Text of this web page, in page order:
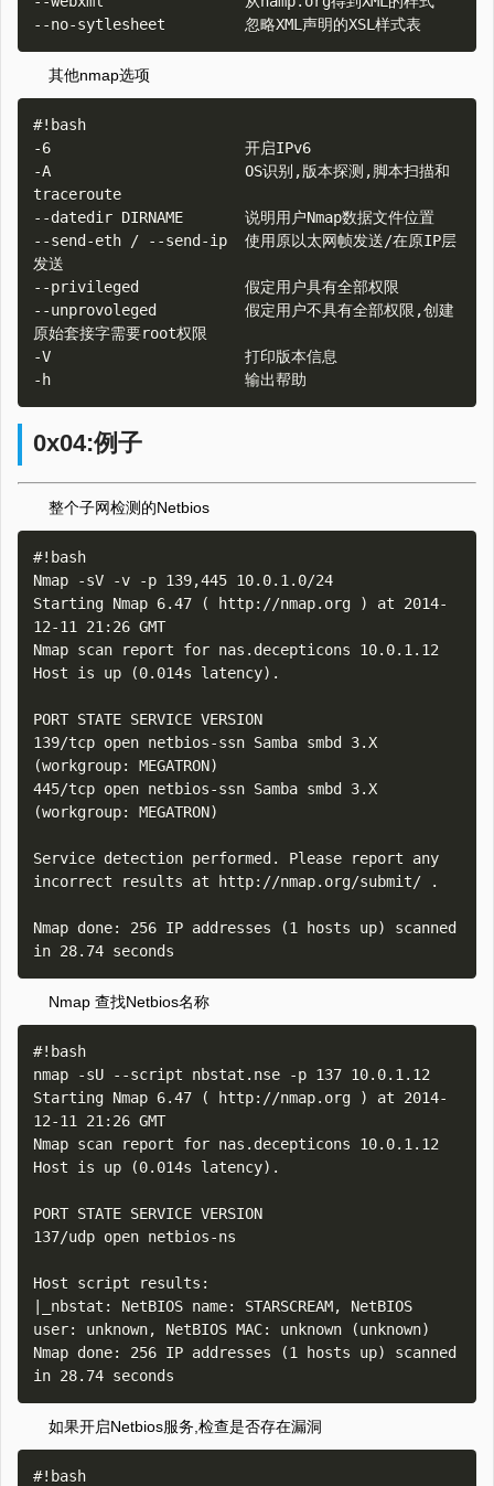
其他nmap选项
#!bash
-6                      开启IPv6
-A                      OS识别,版本探测,脚本扫描和
traceroute
--datedir DIRNAME       说明用户Nmap数据文件位置
--send-eth / --send-ip  使用原以太网帧发送/在原IP层
发送
--privileged            假定用户具有全部权限
--unprovoleged          假定用户不具有全部权限,创建
原始套接字需要root权限
-V                      打印版本信息
0x04:例子
整个子网检测的Netbios
#!bash
Nmap -sV -v -p 139,445 10.0.1.0/24
Starting Nmap 6.47 ( http://nmap.org ) at 2014-
12-11 21:26 GMT
Nmap scan report for nas.decepticons 10.0.1.12
Host is up (0.014s latency).
PORT STATE SERVICE VERSION
139/tcp open netbios-ssn Samba smbd 3.X
(workgroup: MEGATRON)
445/tcp open netbios-ssn Samba smbd 3.X
(workgroup: MEGATRON)
Service detection performed. Please report any
incorrect results at http://nmap.org/submit/ .
Nmap done: 256 IP addresses (1 hosts up) scanned
Nmap 查找Netbios名称
#!bash
nmap -sU --script nbstat.nse -p 137 10.0.1.12
Starting Nmap 6.47 ( http://nmap.org ) at 2014-
12-11 21:26 GMT
Nmap scan report for nas.decepticons 10.0.1.12
Host is up (0.014s latency).
PORT STATE SERVICE VERSION
137/udp open netbios-ns
Host script results:
|_nbstat: NetBIOS name: STARSCREAM, NetBIOS
user: unknown, NetBIOS MAC: unknown (unknown)
Nmap done: 256 IP addresses (1 hosts up) scanned
如果开启Netbios服务,检查是否存在漏洞
#!bash